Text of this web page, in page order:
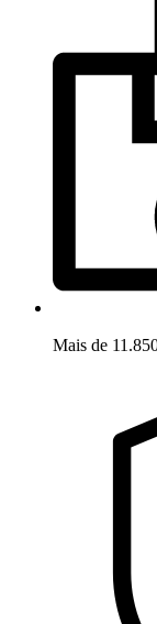
Mais de